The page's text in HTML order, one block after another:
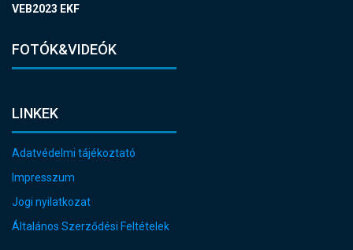
VEB2023 EKF
FOTÓK&VIDEÓK
LINKEK
Adatvédelmi tájékoztató
Impresszum
Jogi nyilatkozat
Általános Szerződési Feltételek